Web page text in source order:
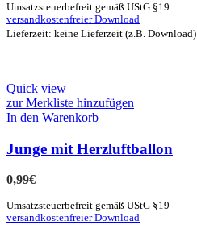
Umsatzsteuerbefreit gemäß UStG §19
versandkostenfreier Download
Lieferzeit: keine Lieferzeit (z.B. Download)
Quick view
zur Merkliste hinzufügen
In den Warenkorb
Junge mit Herzluftballon
0,99€
Umsatzsteuerbefreit gemäß UStG §19
versandkostenfreier Download